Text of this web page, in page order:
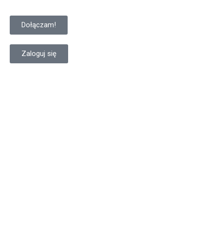
Dołączam!
Zaloguj się